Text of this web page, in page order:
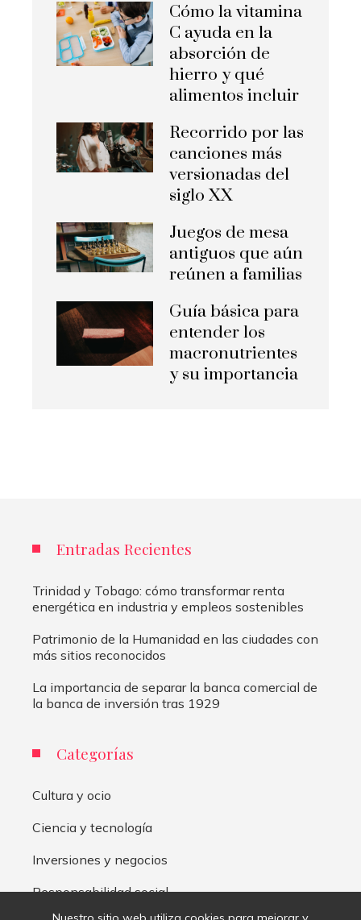
Cómo la vitamina
C ayuda en la
absorción de
hierro y qué
alimentos incluir
Recorrido por las
canciones más
versionadas del
siglo XX
Juegos de mesa
antiguos que aún
reúnen a familias
Guía básica para
entender los
macronutrientes
y su importancia
Entradas Recientes
Trinidad y Tobago: cómo transformar renta
energética en industria y empleos sostenibles
Patrimonio de la Humanidad en las ciudades con
más sitios reconocidos
La importancia de separar la banca comercial de
la banca de inversión tras 1929
Categorías
Cultura y ocio
Ciencia y tecnología
Inversiones y negocios
Responsabilidad social